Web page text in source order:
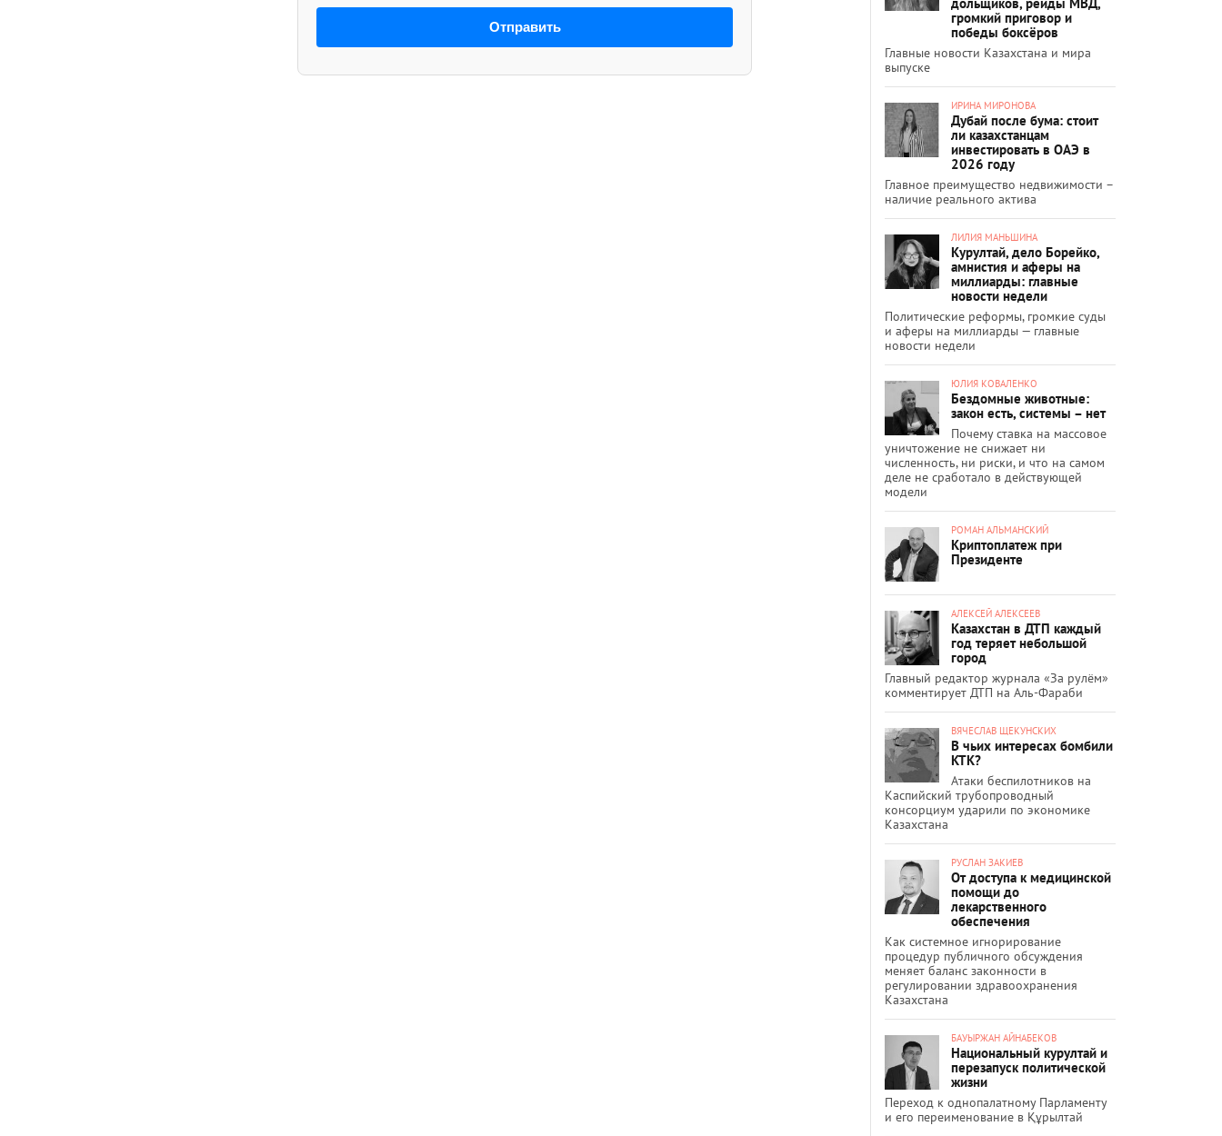
Отправить
громкий приговор и
победы боксёров
Главные новости Казахстана и мира
выпуске
ИРИНА МИРОНОВА
Дубай после бума: стоит
ли казахстанцам
инвестировать в ОАЭ в
2026 году
Главное преимущество недвижимости –
наличие реального актива
ЛИЛИЯ МАНЬШИНА
Курултай, дело Борейко,
амнистия и аферы на
миллиарды: главные
новости недели
Политические реформы, громкие суды
и аферы на миллиарды — главные
новости недели
ЮЛИЯ КОВАЛЕНКО
Бездомные животные:
закон есть, системы – нет
Почему ставка на массовое
уничтожение не снижает ни
численность, ни риски, и что на самом
деле не сработало в действующей
модели
РОМАН АЛЬМАНСКИЙ
Криптоплатеж при
Президенте
АЛЕКСЕЙ АЛЕКСЕЕВ
Казахстан в ДТП каждый
год теряет небольшой
город
Главный редактор журнала «За рулём»
комментирует ДТП на Аль-Фараби
ВЯЧЕСЛАВ ЩЕКУНСКИХ
В чьих интересах бомбили
КТК?
Атаки беспилотников на
Каспийский трубопроводный
консорциум ударили по экономике
Казахстана
РУСЛАН ЗАКИЕВ
От доступа к медицинской
помощи до
лекарственного
обеспечения
Как системное игнорирование
процедур публичного обсуждения
меняет баланс законности в
регулировании здравоохранения
Казахстана
БАУЫРЖАН АЙНАБЕКОВ
Национальный курултай и
перезапуск политической
жизни
Переход к однопалатному Парламенту
и его переименование в Құрылтай